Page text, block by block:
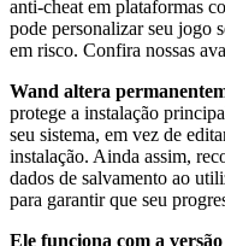
anti-cheat em plataformas
pode personalizar seu jogo
em risco. Confira nossas
Wand altera
protege a instalação
seu sistema, em vez de
instalação. Ainda assim,
dados de salvamento ao
para garantir que seu
Ele funciona com a